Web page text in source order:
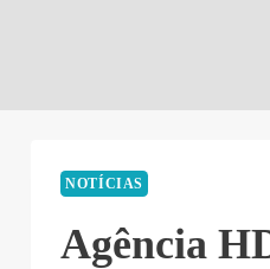
NOTÍCIAS
Agência